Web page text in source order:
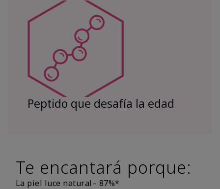
Peptido que desafía la edad
Te encantará porque:
La piel luce natural– 87%*